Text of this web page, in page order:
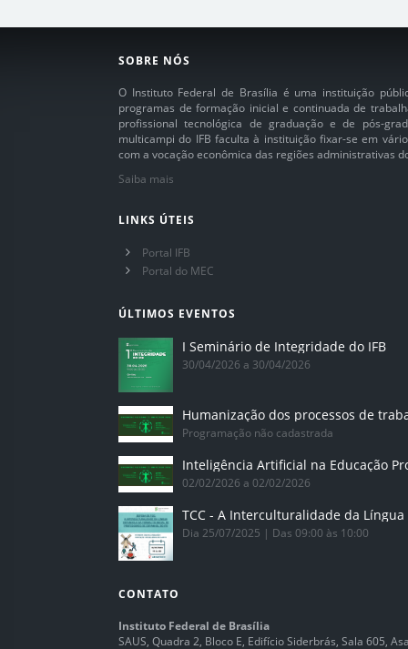
SOBRE NÓS
O Instituto Federal de Brasília é uma instituição
programas de formação inicial e continuada de
profissional tecnológica de graduação e de pós-
multicampi do IFB faculta à instituição fixar-se em
com a vocação econômica das regiões administrativas
Saiba mais
LINKS ÚTEIS
Portal IFB
Portal do MEC
ÚLTIMOS EVENTOS
I Seminário de Integridade do IFB
30/04/2026 a 30/04/2026
Humanização dos processos de
Programação não cadastrada
02/02/2026 a 02/02/2026
Dia 25/07/2025 | Das 09:00 às 10:00
CONTATO
Instituto Federal de Brasília
SAUS, Quadra 2, Bloco E, Edifício Siderbrás, Sala 605,